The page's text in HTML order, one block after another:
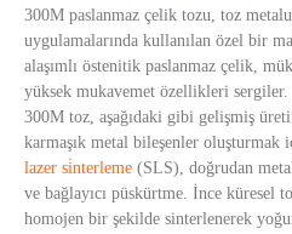
300M paslanmaz çelik tozu, toz
uygulamalarında kullanılan özel bir
alaşımlı östenitik paslanmaz çelik,
yüksek mukavemet özellikleri sergiler.
300M toz, aşağıdaki gibi gelişmiş
karmaşık metal bileşenler oluşturmak
lazer si̇nterleme (SLS), doğrudan
ve bağlayıcı püskürtme. İnce küresel
homojen bir şekilde sinterlenerek